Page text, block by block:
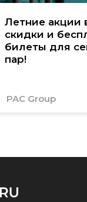
Летние акции
скидки и
билеты для
пар!
PAC Group